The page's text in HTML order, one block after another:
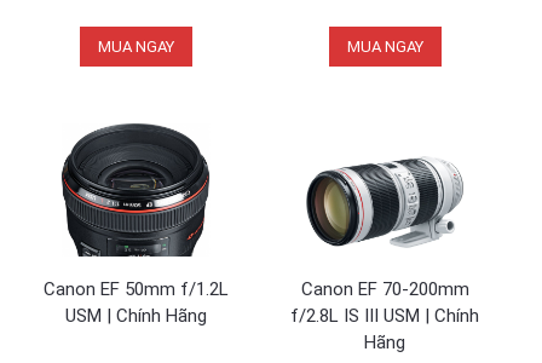
MUA NGAY MUA NGAY
Canon EF 50mm f/1.2L
USM | Chính Hãng
Canon EF 70-200mm
f/2.8L IS III USM | Chính
Hãng